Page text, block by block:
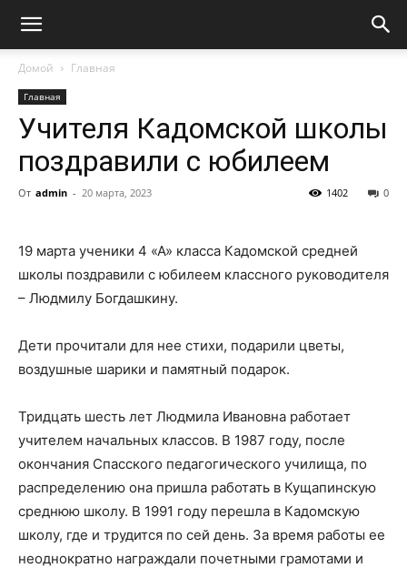
Домой Главная
Главная
Учителя Кадомской школы
поздравили с юбилеем
От admin - 20 марта, 2023 0
1402
19 марта ученики 4 «А» класса Кадомской средней
школы поздравили с юбилеем классного руководителя
– Людмилу Богдашкину.
Дети прочитали для нее стихи, подарили цветы,
воздушные шарики и памятный подарок.
Тридцать шесть лет Людмила Ивановна работает
учителем начальных классов. В 1987 году, после
окончания Спасского педагогического училища, по
распределению она пришла работать в Кущапинскую
среднюю школу. В 1991 году перешла в Кадомскую
школу, где и трудится по сей день. За время работы ее
неоднократно награждали почетными грамотами и